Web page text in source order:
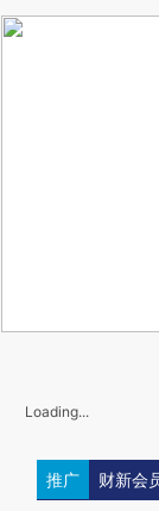
Loading...
推广 财新会